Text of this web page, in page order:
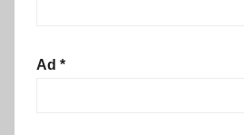
Ad *